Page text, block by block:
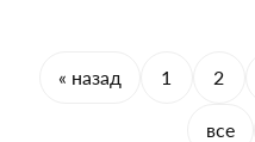
« назад 1 2
все